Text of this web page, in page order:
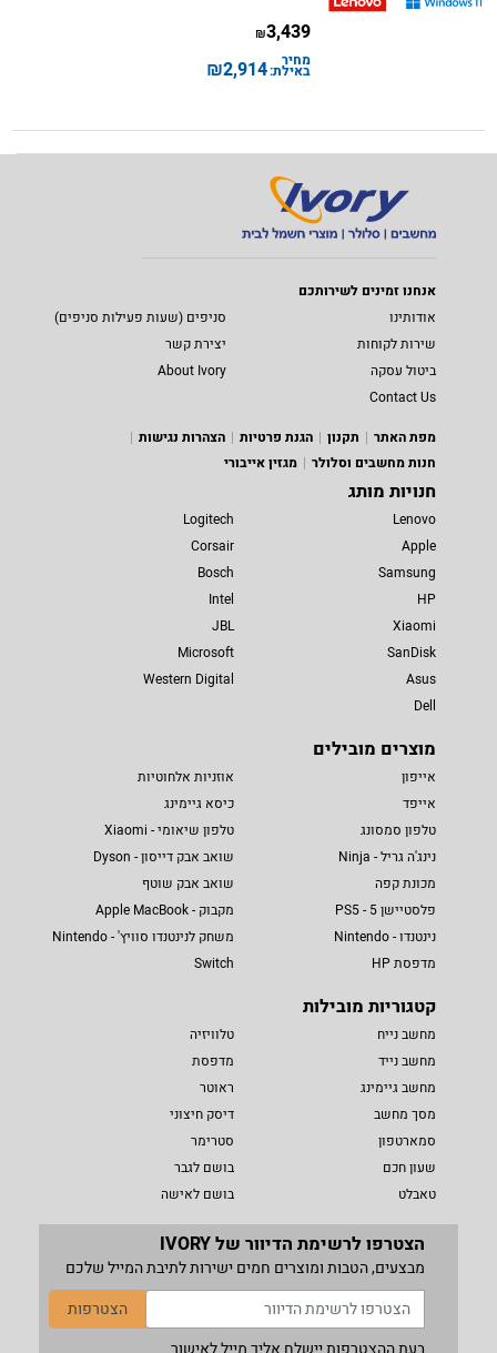
3,439
₪
מחיר
באילת:2,914
₪
אנחנו זמינים לשירותכם
אודותינו
סניפים (שעות פעילות סניפים)
שירות לקוחות
יצירת קשר
ביטול עסקה
About Ivory
Contact Us
מפת האתר
תקנון הגנת פרטיות
הצהרות נגישות
חנות מחשבים וסלולר
מגזין אייבורי
חנויות מותג
Lenovo
Apple
Samsung
HP
Xiaomi
SanDisk
Asus
Dell
Logitech
Corsair
Bosch
Intel
JBL
Microsoft
Western Digital
מוצרים מובילים
אייפון
אייפד
טלפון סמסונג
נינג'ה גריל - Ninja
מכונת קפה
פלסטיישן 5 - PS5
נינטנדו - Nintendo
מדפסת HP
אוזניות אלחוטיות
כיסא גיימינג
טלפון שיאומי - Xiaomi
שואב אבק דייסון - Dyson
שואב אבק שוטף
מקבוק - Apple MacBook
משחק לנינטנדו סוויץ' - Nintendo
Switch
קטגוריות מובילות
מחשב נייח
מחשב נייד
מחשב גיימינג
מסך מחשב
סמארטפון
שעון חכם
טאבלט
טלוויזיה
מדפסת
ראוטר
דיסק חיצוני
סטרימר
בושם לגבר
בושם לאישה
הצטרפו לרשימת הדיוור של IVORY
מבצעים, הטבות ומוצרים חמים ישירות לתיבת המייל שלכם
הצטרפות